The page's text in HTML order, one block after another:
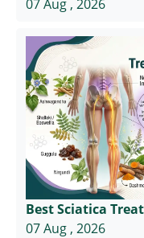
07 Aug , 2026
Best Sciatica
07 Aug , 2026